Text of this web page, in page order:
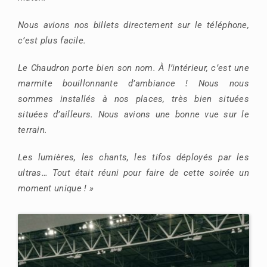
Nous avions nos billets directement sur le téléphone,
c’est plus facile.
Le Chaudron porte bien son nom. À l’intérieur, c’est une
marmite bouillonnante d’ambiance ! Nous nous
sommes installés à nos places, très bien situées
situées d’ailleurs. Nous avions une bonne vue sur le
terrain.
Les lumières, les chants, les tifos déployés par les
ultras… Tout était réuni pour faire de cette soirée un
moment unique ! »